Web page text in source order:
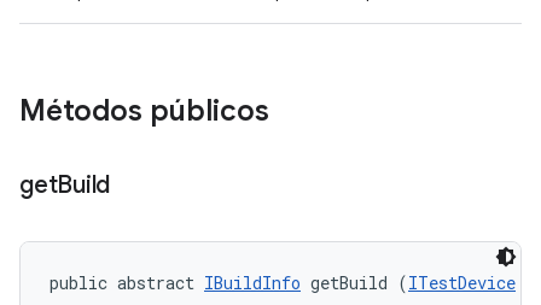
Métodos públicos
getBuild
public abstract IBuildInfo getBuild (ITestDevice